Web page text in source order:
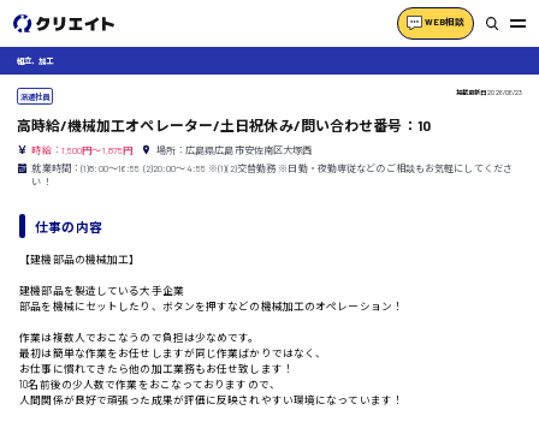
WEB相談
組立、加工
派遣社員 掲載更新日2026/06/23
高時給/機械加工オペレーター/土日祝休み/問い合わせ番号：10
時給：1,500円～1,875円
場所：広島県広島市安佐南区大塚西
就業時間：(1)8:00〜16:55 (2)20:00〜4:55 ※(1)(2)交替勤務 ※日勤・夜勤専従などのご相談もお気軽にしてくださ
い！
仕事の内容
【建機部品の機械加工】
建機部品を製造している大手企業
部品を機械にセットしたり、ボタンを押すなどの機械加工のオペレーション！
作業は複数人でおこなうので負担は少なめです。
最初は簡単な作業をお任せしますが同じ作業ばかりではなく、
お仕事に慣れてきたら他の加工業務もお任せ致します！
10名前後の少人数で作業をおこなっておりますので、
人間関係が良好で頑張った成果が評価に反映されやすい環境になっています！